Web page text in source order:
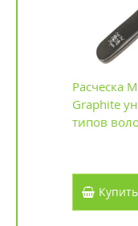
Расческа
Graphite
типов
Купить